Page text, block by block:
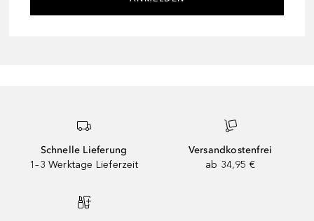
Schnelle Lieferung
1–3 Werktage Lieferzeit
Versandkostenfrei
ab 34,95 €